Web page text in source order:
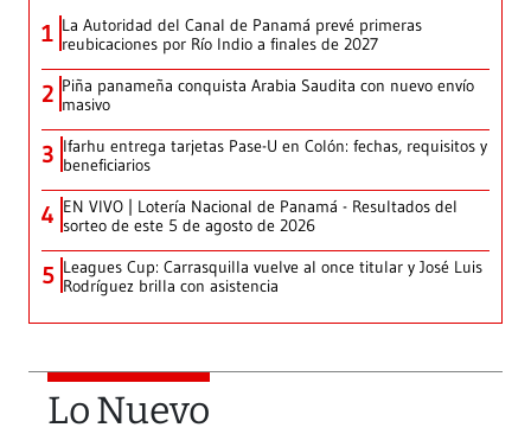
1 La Autoridad del Canal de Panamá prevé primeras
reubicaciones por Río Indio a finales de 2027
2 Piña panameña conquista Arabia Saudita con nuevo envío
masivo
3 Ifarhu entrega tarjetas Pase-U en Colón: fechas, requisitos y
beneficiarios
4 EN VIVO | Lotería Nacional de Panamá - Resultados del
sorteo de este 5 de agosto de 2026
5 Leagues Cup: Carrasquilla vuelve al once titular y José Luis
Rodríguez brilla con asistencia
Lo Nuevo